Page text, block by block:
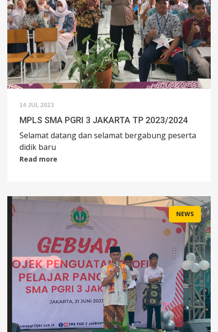
14 JUL 2023
MPLS SMA PGRI 3 JAKARTA TP 2023/2024
Selamat datang dan selamat bergabung peserta
didik baru
Read more
NEWS